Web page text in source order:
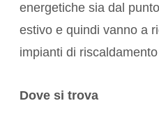
energetiche sia dal
estivo e quindi vanno a
impianti di
Dove si trova